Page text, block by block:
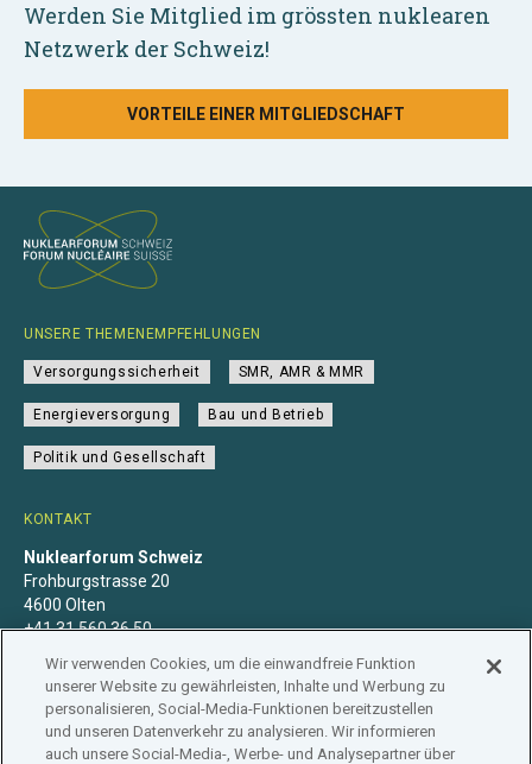
Werden Sie Mitglied im grössten nuklearen
Netzwerk der Schweiz!
VORTEILE EINER MITGLIEDSCHAFT
KONTAKT
Nuklearforum Schweiz
Frohburgstrasse 20
4600 Olten
+41 31 560 36 50
UNSERE THEMENEMPFEHLUNGEN
Versorgungssicherheit SMR, AMR & MMR
Energieversorgung Bau und Betrieb
Politik und Gesellschaft
Wir verwenden Cookies, um die einwandfreie Funktion
unserer Website zu gewährleisten, Inhalte und Werbung zu
personalisieren, Social-Media-Funktionen bereitzustellen
und unseren Datenverkehr zu analysieren. Wir informieren
auch unsere Social-Media-, Werbe- und Analysepartner über